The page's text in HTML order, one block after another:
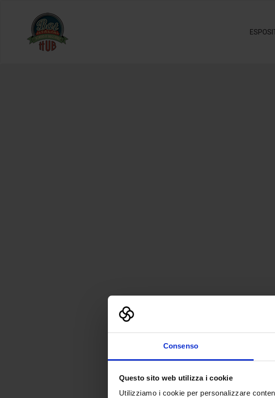
Consenso
Questo sito web utilizza i cookie
Utilizziamo i cookie per personalizzare